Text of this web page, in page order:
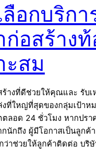
ลือกบริกา
ก่อสร้าง
ะสม
ร้างที่ดีช่วยให้คุณและ รับเ
ที่ใหญ่ที่สุดของกลุ่มเป้าห
ตลอด 24 ชั่วโมง หากปร
กนักถึง ผู้มีโอกาสเป็นลูกค้
ว่าช่วยให้ลูกค้าติดต่อ บริ